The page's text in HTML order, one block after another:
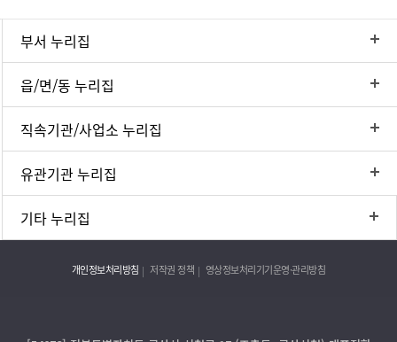
부서 누리집
읍/면/동 누리집
직속기관/사업소 누리집
유관기관 누리집
기타 누리집
개인정보처리방침 저작권 정책 영상정보처리기기운영·관리방침